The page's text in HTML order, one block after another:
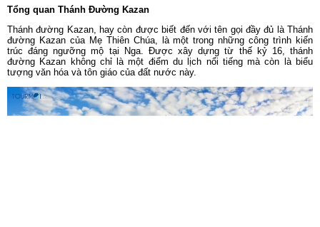
Tổng quan Thánh Đường Kazan
Thánh đường Kazan, hay còn được biết đến với tên gọi đầy đủ là Thánh
đường Kazan của Mẹ Thiên Chúa, là một trong những công trình kiến
trúc đáng ngưỡng mộ tại Nga. Được xây dựng từ thế kỷ 16, thánh
đường Kazan không chỉ là một điểm du lịch nổi tiếng mà còn là biểu
tượng văn hóa và tôn giáo của đất nước này.